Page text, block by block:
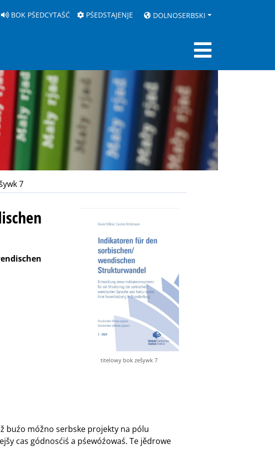
BOK PŚEDCYTAŚĆ PŚEDSTAJENJE DOLNOSERBSKI
7
titelowy bok zešywk 7
buźo móžno serbske projekty na pólu
cas gódnosćiś a pśewóźowaś. Te jědrowe